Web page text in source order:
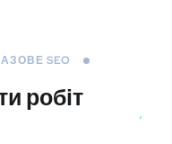
SEO
робіт